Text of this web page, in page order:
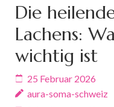
Die
Lachens:
wichtig ist
25 Februar 2026
aura-soma-schweiz